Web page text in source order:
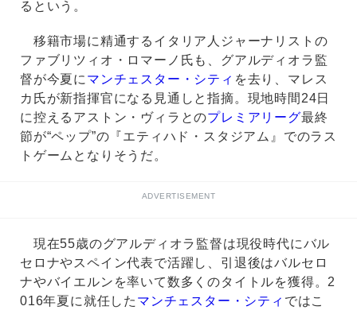
るという。
移籍市場に精通するイタリア人ジャーナリストの
ファブリツィオ・ロマーノ氏も、グアルディオラ監
督が今夏にマンチェスター・シティ を去り、マレス
カ氏が新指揮官になる見通しと指摘。現地時間24日
に控えるアストン・ヴィラとのプレミアリーグ最終
節が“ペップ”の『エティハド・スタジアム』でのラス
トゲームとなりそうだ。
ADVERTISEMENT
現在55歳のグアルディオラ監督は現役時代にバル
セロナやスペイン代表で活躍し、引退後はバルセロ
ナやバイエルンを率いて数多くのタイトルを獲得。2
016年夏に就任した マンチェスター・シティ ではこ